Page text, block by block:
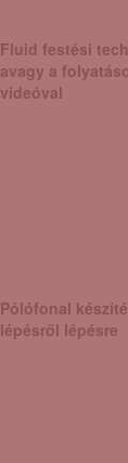
Fluid festési
avagy a
videóval
Pólófonal
lépésről lépésre